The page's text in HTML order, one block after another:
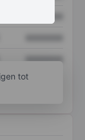
XXXXXXX
tot